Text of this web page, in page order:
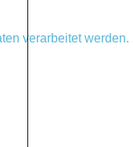
verarbeitet werden.